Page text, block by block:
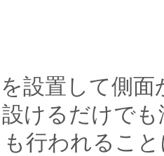
設置して側
設けるだけで
行われるこ